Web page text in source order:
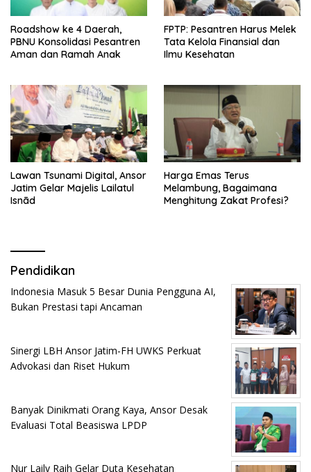
Roadshow ke 4 Daerah,
PBNU Konsolidasi Pesantren
Aman dan Ramah Anak
FPTP: Pesantren Harus Melek
Tata Kelola Finansial dan
Ilmu Kesehatan
Lawan Tsunami Digital, Ansor
Jatim Gelar Majelis Lailatul
Isnād
Harga Emas Terus
Melambung, Bagaimana
Menghitung Zakat Profesi?
Pendidikan
Indonesia Masuk 5 Besar Dunia Pengguna AI,
Bukan Prestasi tapi Ancaman
Sinergi LBH Ansor Jatim-FH UWKS Perkuat
Advokasi dan Riset Hukum
Banyak Dinikmati Orang Kaya, Ansor Desak
Evaluasi Total Beasiswa LPDP
Nur Laily Raih Gelar Duta Kesehatan